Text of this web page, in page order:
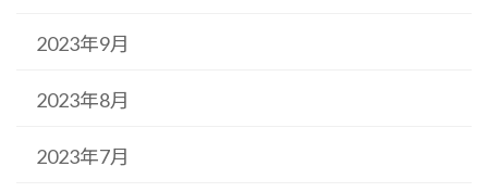
2023年9月
2023年8月
2023年7月